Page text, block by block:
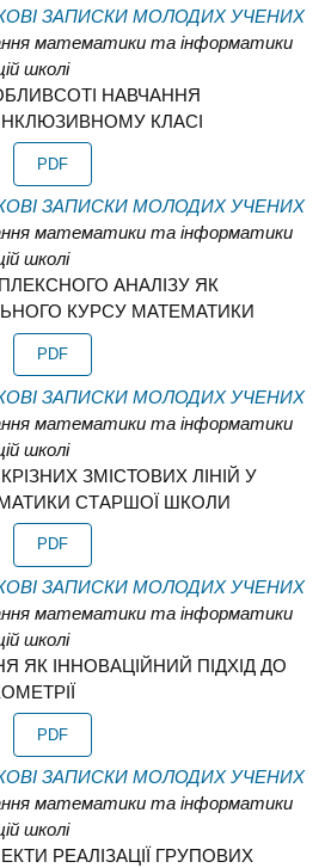
ЗАПИСКИ МОЛОДИХ УЧЕНИХ
математики та інформатики
школі
НАВЧАННЯ
КЛАСІ
PDF
ЗАПИСКИ МОЛОДИХ УЧЕНИХ
математики та інформатики
школі
АНАЛІЗУ ЯК
КУРСУ МАТЕМАТИКИ
PDF
ЗАПИСКИ МОЛОДИХ УЧЕНИХ
математики та інформатики
школі
ЗМІСТОВИХ ЛІНІЙ У
СТАРШОЇ ШКОЛИ
PDF
ЗАПИСКИ МОЛОДИХ УЧЕНИХ
математики та інформатики
школі
ЯК ІННОВАЦІЙНИЙ ПІДХІД ДО
PDF
ЗАПИСКИ МОЛОДИХ УЧЕНИХ
математики та інформатики
школі
РЕАЛІЗАЦІЇ ГРУПОВИХ